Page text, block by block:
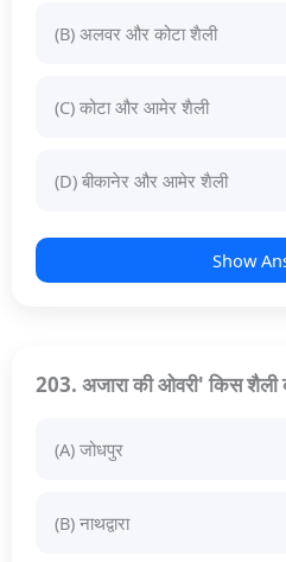
(B) अलवर और कोटा शैली
(C) कोटा और आमेर शैली
(D) बीकानेर और आमेर शैली
Show
203. अजारा की ओवरी' किस शैली
(A) जोधपुर
(B) नाथद्वारा